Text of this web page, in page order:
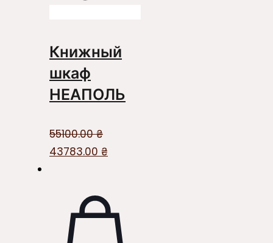
Книжный
шкаф
НЕАПОЛЬ
55100.00₴
Первоначальная
55100.00 ₴.
43783.00 ₴